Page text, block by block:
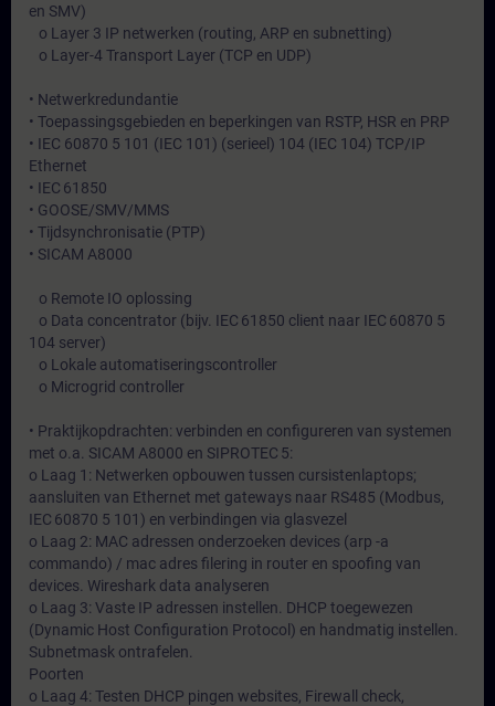
en SMV)
o Layer 3 IP netwerken (routing, ARP en subnetting)
o Layer-4 Transport Layer (TCP en UDP)
• Netwerkredundantie
• Toepassingsgebieden en beperkingen van RSTP, HSR en PRP
• IEC 60870 5 101 (IEC 101) (serieel) 104 (IEC 104) TCP/IP
Ethernet
• IEC 61850
• GOOSE/SMV/MMS
• Tijdsynchronisatie (PTP)
• SICAM A8000
o Remote IO oplossing
o Data concentrator (bijv. IEC 61850 client naar IEC 60870 5
104 server)
o Lokale automatiseringscontroller
o Microgrid controller
• Praktijkopdrachten: verbinden en configureren van systemen
met o.a. SICAM A8000 en SIPROTEC 5:
o Laag 1: Netwerken opbouwen tussen cursistenlaptops;
aansluiten van Ethernet met gateways naar RS485 (Modbus,
IEC 60870 5 101) en verbindingen via glasvezel
o Laag 2: MAC adressen onderzoeken devices (arp -a
commando) / mac adres filering in router en spoofing van
devices. Wireshark data analyseren
o Laag 3: Vaste IP adressen instellen. DHCP toegewezen
(Dynamic Host Configuration Protocol) en handmatig instellen.
Subnetmask ontrafelen.
Poorten
o Laag 4: Testen DHCP pingen websites, Firewall check,